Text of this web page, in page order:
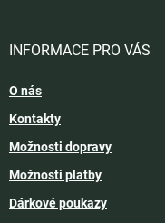
INFORMACE PRO VÁS
O nás
Kontakty
Možnosti dopravy
Možnosti platby
Dárkové poukazy